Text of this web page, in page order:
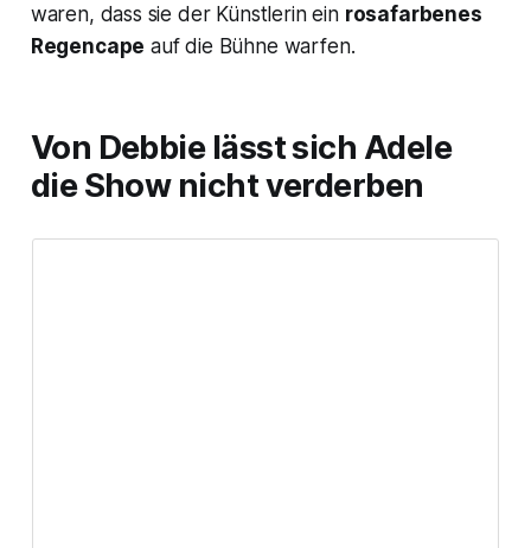
waren, dass sie der Künstlerin ein rosafarbenes
Regencape auf die Bühne warfen.
Von Debbie lässt sich Adele
die Show nicht verderben